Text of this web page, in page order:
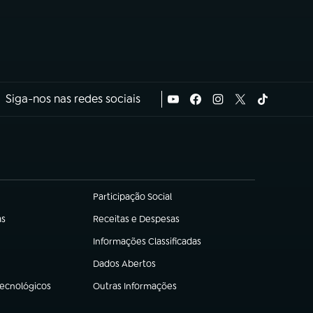
Siga-nos nas redes sociais
Participação Social
(abre em nova aba)
Receitas e Despesas
(abre em nova aba)
Informações Classificadas
(abre em nova aba)
Dados Abertos
(abre em nova aba)
Outras Informações
(abre em nova aba)